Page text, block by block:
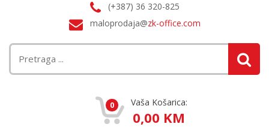
(+387) 36 320-825
maloprodaja@zk-office.com
0 Vaša Košarica:
0,00 KM